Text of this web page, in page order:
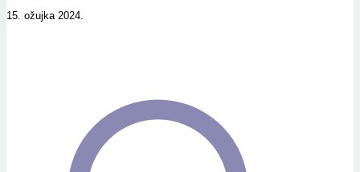
15. ožujka 2024.